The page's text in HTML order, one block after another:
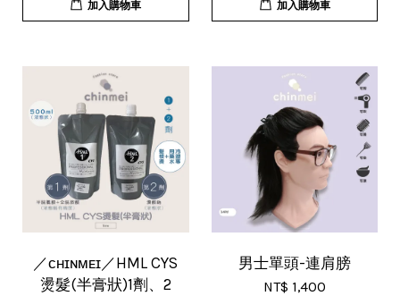
加入購物車 加入購物車
／ᴄʜɪɴᴍᴇɪ／HML CYS
燙髮(半膏狀)1劑、2
男士單頭-連肩膀
NT$ 1,400